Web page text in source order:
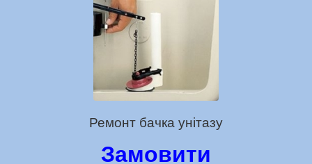
Ремонт бачка унітазу
Замовити